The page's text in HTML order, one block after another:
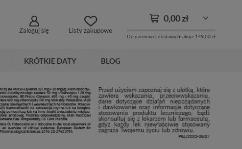
Zaloguj się Listy zakupowe
0,00 zł
Do darmowej dostawy brakuje 149,00 zł
KRÓTKIE DATY BLOG